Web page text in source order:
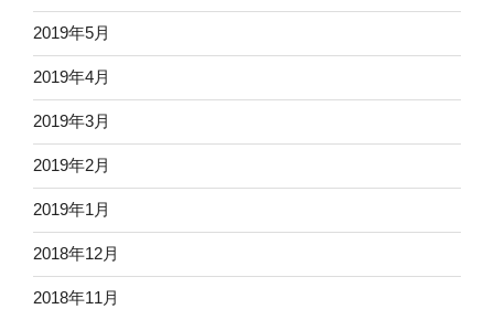
2019年5月
2019年4月
2019年3月
2019年2月
2019年1月
2018年12月
2018年11月